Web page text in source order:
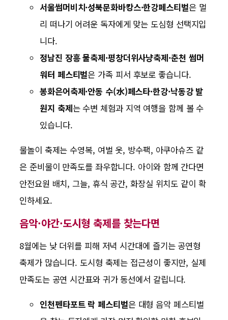
서울썸머비치·성북문화바캉스·한강페스티벌은 멀
리 떠나기 어려운 독자에게 맞는 도심형 선택지입
니다.
정남진 장흥 물축제·평창더위사냥축제·춘천 썸머
워터 페스티벌은 가족 피서 후보로 좋습니다.
봉화은어축제·안동 수(水)페스타·한강·낙동강 발
원지 축제는 수변 체험과 지역 여행을 함께 볼 수
있습니다.
물놀이 축제는 수영복, 여벌 옷, 방수팩, 아쿠아슈즈 같
은 준비물이 만족도를 좌우합니다. 아이와 함께 간다면
안전요원 배치, 그늘, 휴식 공간, 화장실 위치도 같이 확
인하세요.
음악·야간·도시형 축제를 찾는다면
8월에는 낮 더위를 피해 저녁 시간대에 즐기는 공연형
축제가 많습니다. 도시형 축제는 접근성이 좋지만, 실제
만족도는 공연 시간표와 귀가 동선에서 갈립니다.
인천펜타포트 락 페스티벌은 대형 음악 페스티벌